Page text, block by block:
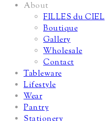
About
FILLES du CIEL
Boutique
Gallery
Wholesale
Contact
Tableware
Lifestyle
Wear
Pantry